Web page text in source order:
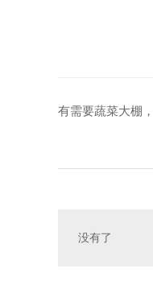
有需要蔬菜大棚
没有了